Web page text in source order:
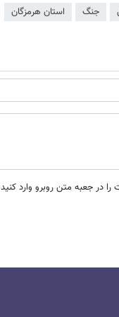
جنگ استان هرمزگان
را در جعبه متن روبرو وارد کنید